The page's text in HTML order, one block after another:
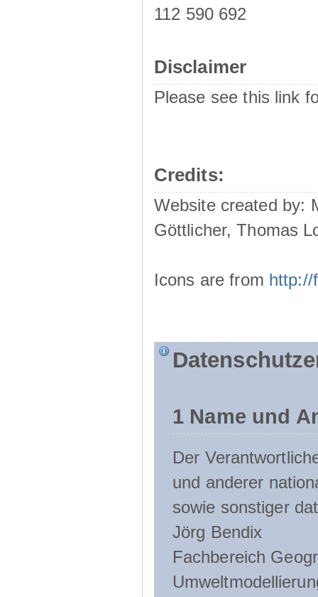
112 590 692
Disclaimer
Please see this link
Credits:
Website created by:
Göttlicher, Thomas
Icons are from http://
1 Name und
Der
und anderer
sowie sonstiger
Jörg Bendix
Fachbereich